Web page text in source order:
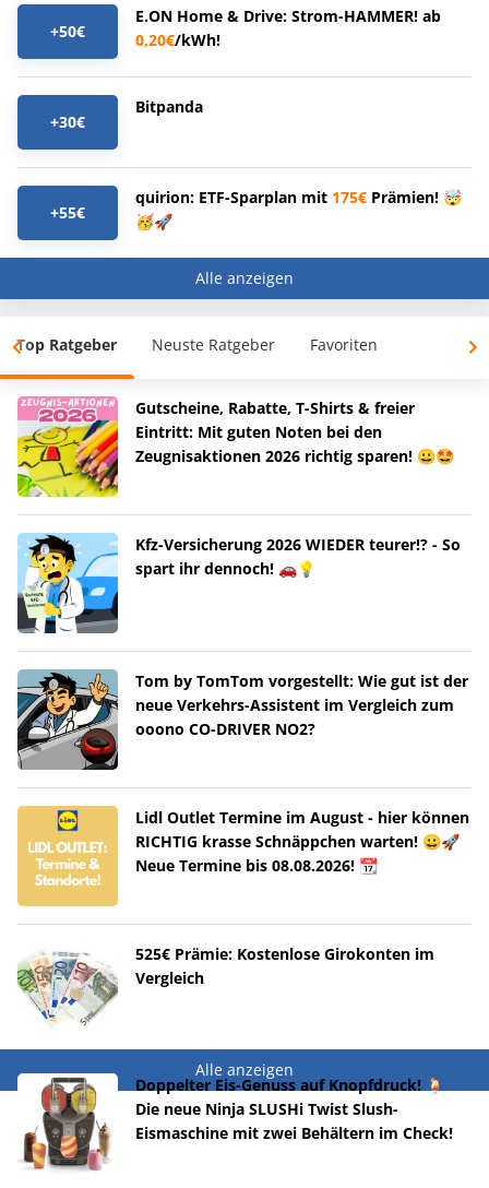
+50€
E.ON Home & Drive: Strom-HAMMER! ab
0,20€/kWh!
+30€
Bitpanda
+55€
quirion: ETF-Sparplan mit 175€ Prämien! 🤯
🥳🚀
Alle anzeigen
Top Ratgeber Neuste Ratgeber Favoriten
Gutscheine, Rabatte, T-Shirts & freier
Eintritt: Mit guten Noten bei den
Zeugnisaktionen 2026 richtig sparen! 😀🤩
Kfz-Versicherung 2026 WIEDER teurer!? - So
spart ihr dennoch! 🚗💡
Tom by TomTom vorgestellt: Wie gut ist der
neue Verkehrs-Assistent im Vergleich zum
ooono CO-DRIVER NO2?
Lidl Outlet Termine im August - hier können
RICHTIG krasse Schnäppchen warten! 😀🚀
Neue Termine bis 08.08.2026! 📆
525€ Prämie: Kostenlose Girokonten im
Vergleich
Alle anzeigen
Doppelter Eis-Genuss auf Knopfdruck! 🍹
Die neue Ninja SLUSHi Twist Slush-
Eismaschine mit zwei Behältern im Check!